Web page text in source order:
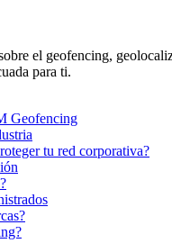
el geofencing,
para ti.
Geofencing
tu red corporativa?